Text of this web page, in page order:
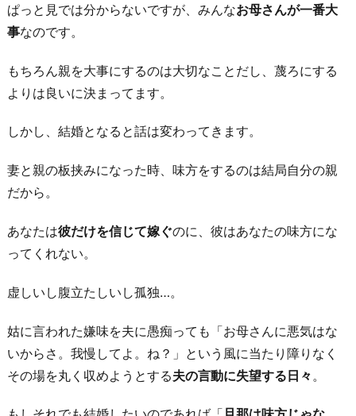
娘
だ
ら
結
自
体
後
悔
こ
と
に
ぱっと見では分からないですが、みんなお母さんが一番大
事なのです。
もちろん親を大事にするのは大切なことだし、蔑ろにする
よりは良いに決まってます。
しかし、結婚となると話は変わってきます。
妻と親の板挟みになった時、味方をするのは結局自分の親
だから。
あなたは彼だけを信じて嫁ぐのに、彼はあなたの味方にな
ってくれない。
虚しいし腹立たしいし孤独…。
姑に言われた嫌味を夫に愚痴っても「お母さんに悪気はな
いからさ。我慢してよ。ね？」という風に当たり障りなく
その場を丸く収めようとする夫の言動に失望する日々 。